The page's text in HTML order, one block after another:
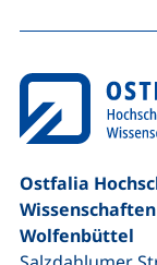
Ostfalia
Wolfenbüttel